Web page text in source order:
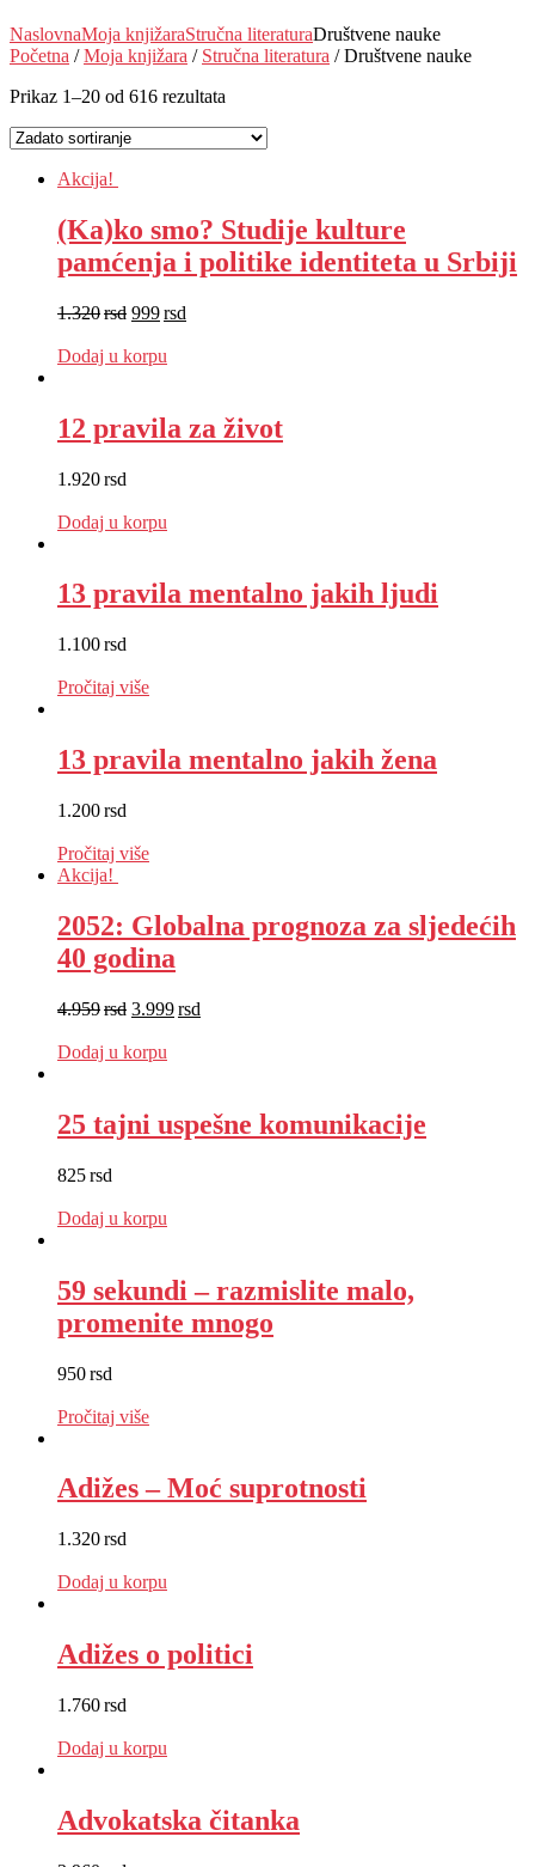
NaslovnaMoja knjižaraStručna literaturaDruštvene nauke
Početna /Moja knjižara / Stručna literatura / Društvene nauke
Prikaz 1–20 od 616 rezultata
Akcija!
(Ka)ko smo? Studije kulture
pamćenja i politike identiteta u Srbiji
1.320rsd 999rsd
Dodaj u korpu
12 pravila za život
1.920rsd
Dodaj u korpu
13 pravila mentalno jakih ljudi
1.100rsd
Pročitaj više
13 pravila mentalno jakih žena
1.200rsd
Pročitaj više
Akcija!
2052: Globalna prognoza za sljedećih
40 godina
4.959rsd 3.999rsd
Dodaj u korpu
25 tajni uspešne komunikacije
825rsd
Dodaj u korpu
59 sekundi – razmislite malo,
promenite mnogo
950rsd
Pročitaj više
Adižes – Moć suprotnosti
1.320rsd
Dodaj u korpu
Adižes o politici
1.760rsd
Dodaj u korpu
Advokatska čitanka